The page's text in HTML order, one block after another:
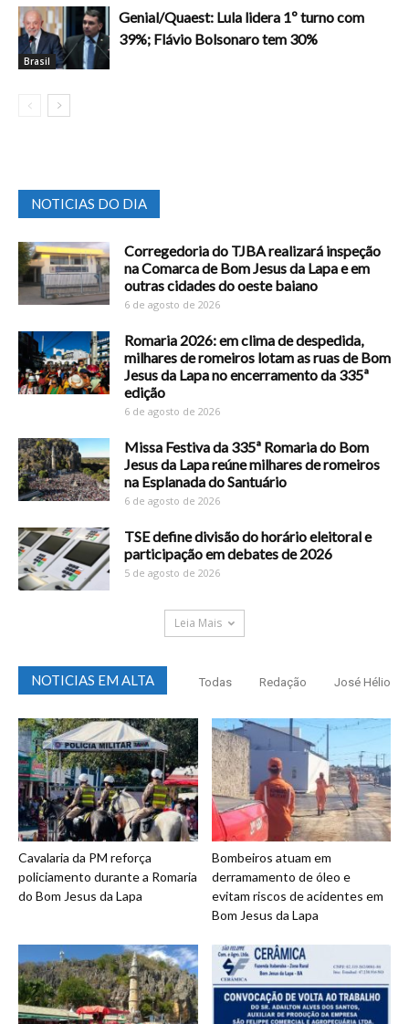
Brasil
Genial/Quaest: Lula lidera 1º turno com
39%; Flávio Bolsonaro tem 30%
NOTICIAS DO DIA
Corregedoria do TJBA realizará inspeção
na Comarca de Bom Jesus da Lapa e em
outras cidades do oeste baiano
6 de agosto de 2026
Romaria 2026: em clima de despedida,
milhares de romeiros lotam as ruas de Bom
Jesus da Lapa no encerramento da 335ª
edição
6 de agosto de 2026
Missa Festiva da 335ª Romaria do Bom
Jesus da Lapa reúne milhares de romeiros
na Esplanada do Santuário
6 de agosto de 2026
TSE define divisão do horário eleitoral e
participação em debates de 2026
5 de agosto de 2026
Leia Mais
NOTICIAS EM ALTA Todas Redação José Hélio
Cavalaria da PM reforça
policiamento durante a Romaria
do Bom Jesus da Lapa
Bombeiros atuam em
derramamento de óleo e
evitam riscos de acidentes em
Bom Jesus da Lapa